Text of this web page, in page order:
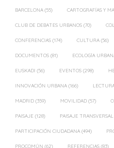
BARCELONA (55) CARTOGRAFÍAS Y
CLUB DE DEBATES URBANOS (70)
CONFERENCIAS (174) CULTURA (56)
DOCUMENTOS (81) ECOLOGÍA
EUSKADI (56) EVENTOS (298)
INNOVACIÓN URBANA (166)
MADRID (359) MOVILIDAD (57)
PAISAJE (128) PAISAJE TRANSVERSAL
PARTICIPACIÓN CIUDADANA (494)
PROCOMÚN (62) REFERENCIAS (83)